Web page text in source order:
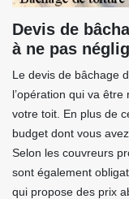
Devis de
à ne pas
Le devis de bâchage
l’opération qui va
votre toit. En plus de
budget dont vous
Selon les couvreurs
sont également
qui propose des prix